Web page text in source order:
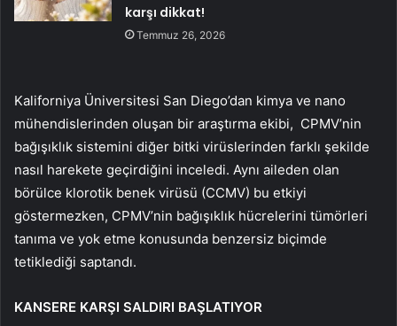
karşı dikkat!
Temmuz 26, 2026
Kaliforniya Üniversitesi San Diego’dan kimya ve nano
mühendislerinden oluşan bir araştırma ekibi, CPMV’nin
bağışıklık sistemini diğer bitki virüslerinden farklı şekilde
nasıl harekete geçirdiğini inceledi. Aynı aileden olan
börülce klorotik benek virüsü (CCMV) bu etkiyi
göstermezken, CPMV’nin bağışıklık hücrelerini tümörleri
tanıma ve yok etme konusunda benzersiz biçimde
tetiklediği saptandı.
KANSERE KARŞI SALDIRI BAŞLATIYOR